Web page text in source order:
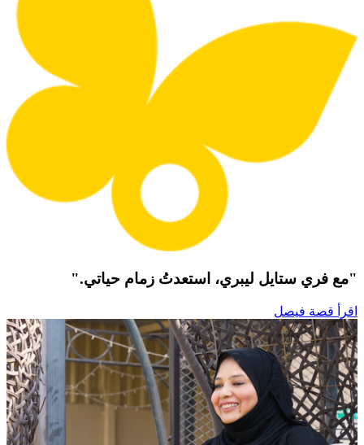
"مع فري ستايل ليبري، استعدتُ زمام حياتي."
اقرأ قصة فيصل